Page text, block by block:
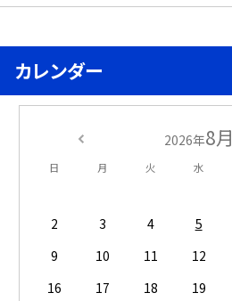
カレンダー
2026年8月
日 月 火 水
2
3 4 5
9
10 11 12
16
17 18 19